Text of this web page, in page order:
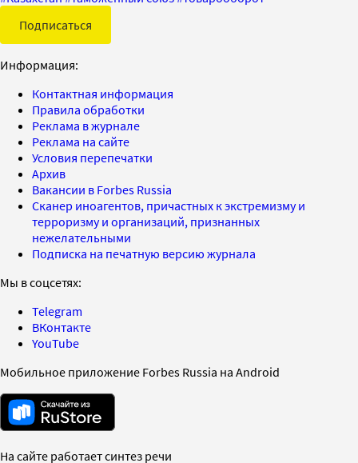
Подписаться
Информация:
Контактная информация
Правила обработки
Реклама в журнале
Реклама на сайте
Условия перепечатки
Архив
Вакансии в Forbes Russia
Сканер иноагентов, причастных к экстремизму и
терроризму и организаций, признанных
нежелательными
Подписка на печатную версию журнала
Мы в соцсетях:
Telegram
ВКонтакте
YouTube
Мобильное приложение Forbes Russia на Android
На сайте работает синтез речи